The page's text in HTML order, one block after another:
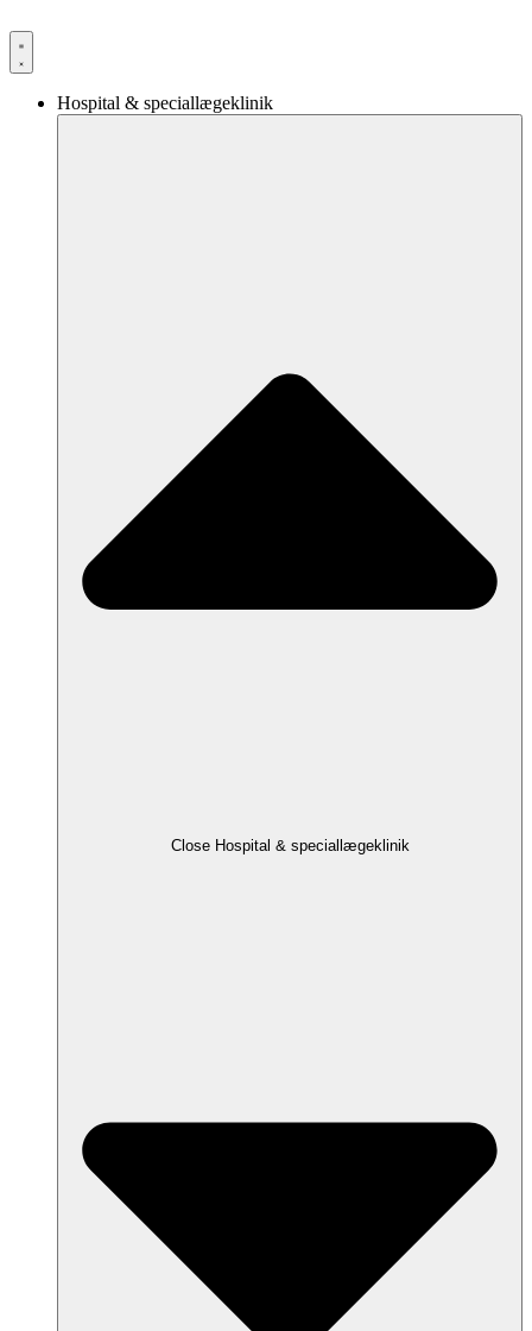
til
indhold
Hospital & speciallægeklinik
Close Hospital & speciallægeklinik